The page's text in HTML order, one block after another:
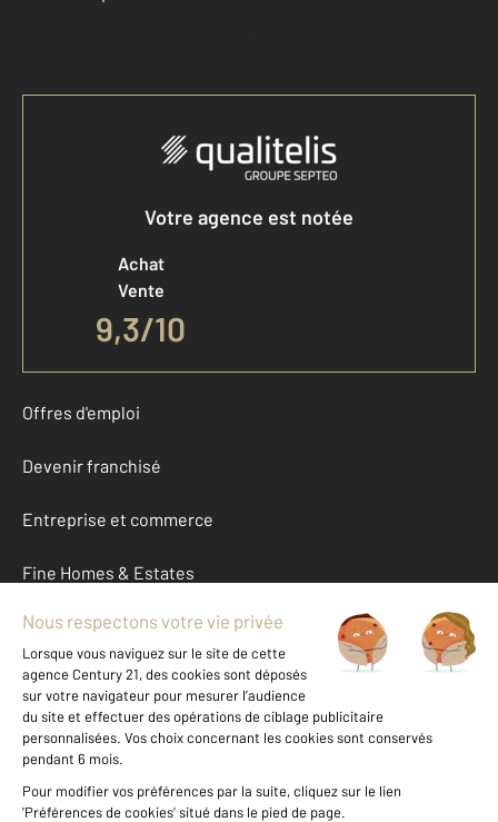
Accéder à mon compte
Votre agence est notée
Achat
Vente
9,3/10
Offres d'emploi
Devenir franchisé
Entreprise et commerce
Fine Homes & Estates
À propos
International
Nous contacter